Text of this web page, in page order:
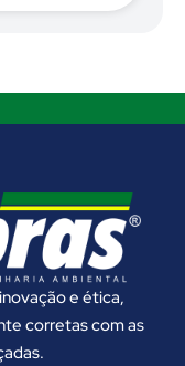
e ética,
corretas com as